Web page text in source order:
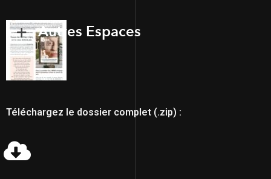
Autres Espaces
Téléchargez le dossier complet (.zip) :